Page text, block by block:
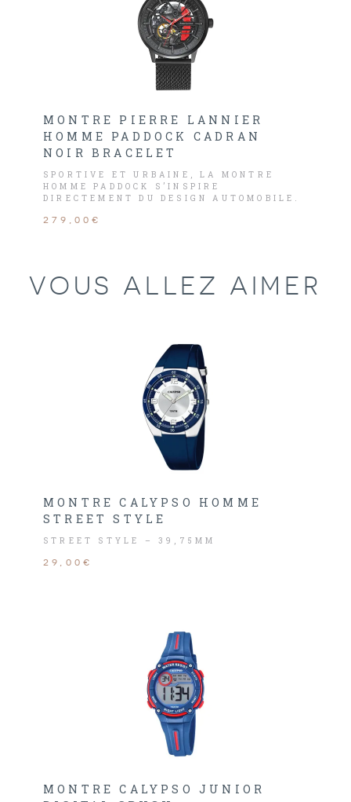
MONTRE PIERRE LANNIER
HOMME PADDOCK CADRAN
NOIR BRACELET
SPORTIVE ET URBAINE, LA MONTRE
HOMME PADDOCK S’INSPIRE
DIRECTEMENT DU DESIGN AUTOMOBILE.
279,00€
VOUS ALLEZ AIMER
MONTRE CALYPSO HOMME
STREET STYLE
STREET STYLE – 39,75MM
29,00€
MONTRE CALYPSO JUNIOR